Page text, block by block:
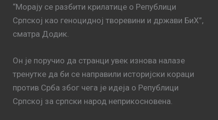
“Морају се разбити крилатице о Републици
Српској као геноцидној творевини и држави БиХ”,
сматра Додик.
Он је поручио да странци увек изнова налазе
тренутке да би се направили историјски кораци
против Срба због чега је идеја о Републици
Српској за српски народ неприкосновена.